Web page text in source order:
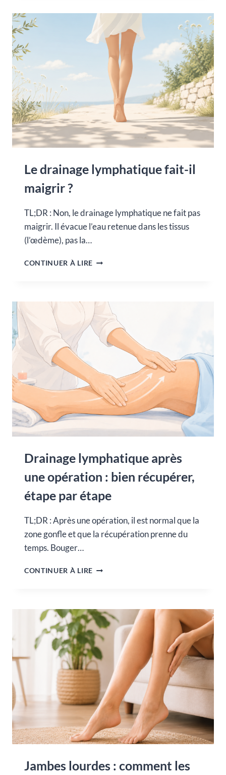
CE
QUE
FAIT
Le drainage lymphatique fait-il
maigrir ?
TL;DR : Non, le drainage lymphatique ne fait pas
maigrir. Il évacue l’eau retenue dans les tissus
(l’œdème), pas la…
CONTINUER À LIRELE
IL
MAIGRIR
Drainage lymphatique après
une opération : bien récupérer,
étape par étape
TL;DR : Après une opération, il est normal que la
zone gonfle et que la récupération prenne du
temps. Bouger…
CONTINUER À LIREDRAINAGE
OPÉRATION
:
BIEN
RÉCUPÉRER,
ÉTAPE
PAR
ÉTAPE
Jambes lourdes : comment les